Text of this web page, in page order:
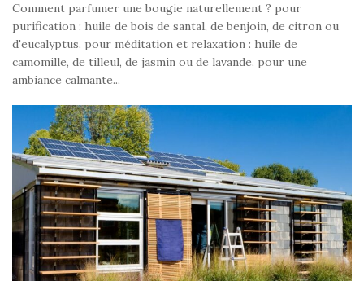
Comment parfumer une bougie naturellement ? pour
purification : huile de bois de santal, de benjoin, de citron ou
d'eucalyptus. pour méditation et relaxation : huile de
camomille, de tilleul, de jasmin ou de lavande. pour une
ambiance calmante...